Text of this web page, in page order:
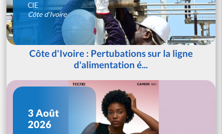
CIE
Côte d'Ivoire
Côte d'Ivoire : Pertubations sur la ligne
d'alimentation é...
3 Août
2026